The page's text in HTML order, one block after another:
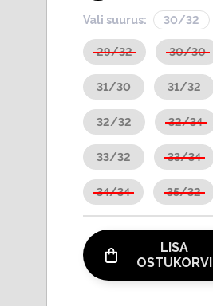
Vali suurus: 30/32
29/32 30/30
31/30 31/32
32/32 32/34
33/32 33/34
34/34 35/32
LISA
OSTUKORVI